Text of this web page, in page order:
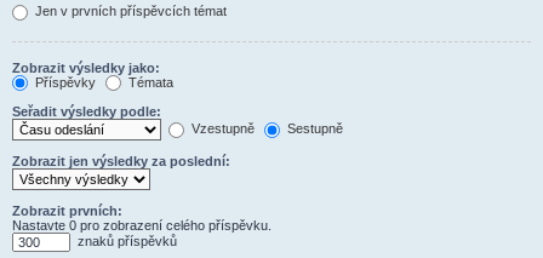
Jen v prvních příspěvcích témat
Zobrazit výsledky jako:
Příspěvky
Témata
Seřadit výsledky podle:
Vzestupně
Sestupně
Zobrazit jen výsledky za poslední:
Zobrazit prvních:
Nastavte 0 pro zobrazení celého příspěvku.
znaků příspěvků